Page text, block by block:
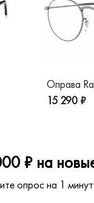
Оправа
15 290 ₽
₽ на
опрос на 1